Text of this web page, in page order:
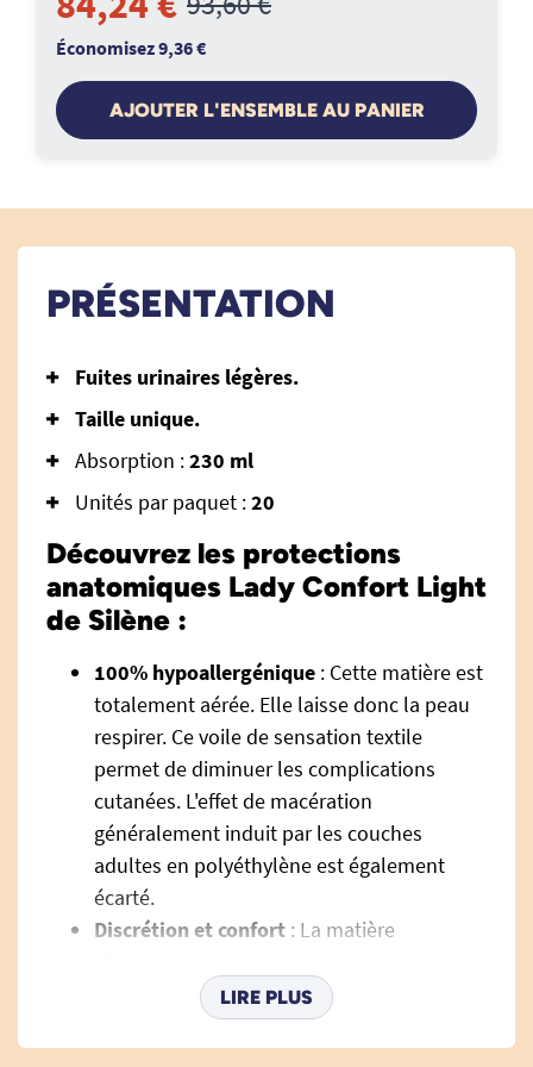
Économisez 9,36 €
AJOUTER L'ENSEMBLE AU PANIER
PRÉSENTATION
Fuites urinaires légères.
Taille unique.
Absorption :230 ml
Unités par paquet :20
Découvrez les protections
anatomiques Lady Confort Light
de Silène :
100% hypoallergénique : Cette matière est
totalement aérée. Elle laisse donc la peau
respirer. Ce voile de sensation textile
permet de diminuer les complications
cutanées. L'effet de macération
généralement induit par les couches
adultes en polyéthylène est également
écarté.
Discrétion et confort : La matière
des couches adultes classiques. Elle
procure une douceur et un confort
LIRE PLUS